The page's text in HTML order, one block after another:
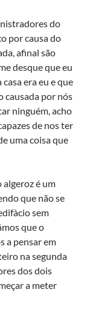
do
por causa do
afinal são
desque que eu
era eu e que
causada por nós
ninguém, acho
de nos ter
uma coisa que
é um
que não se
sem
que o
a pensar em
na segunda
dos dois
a meter